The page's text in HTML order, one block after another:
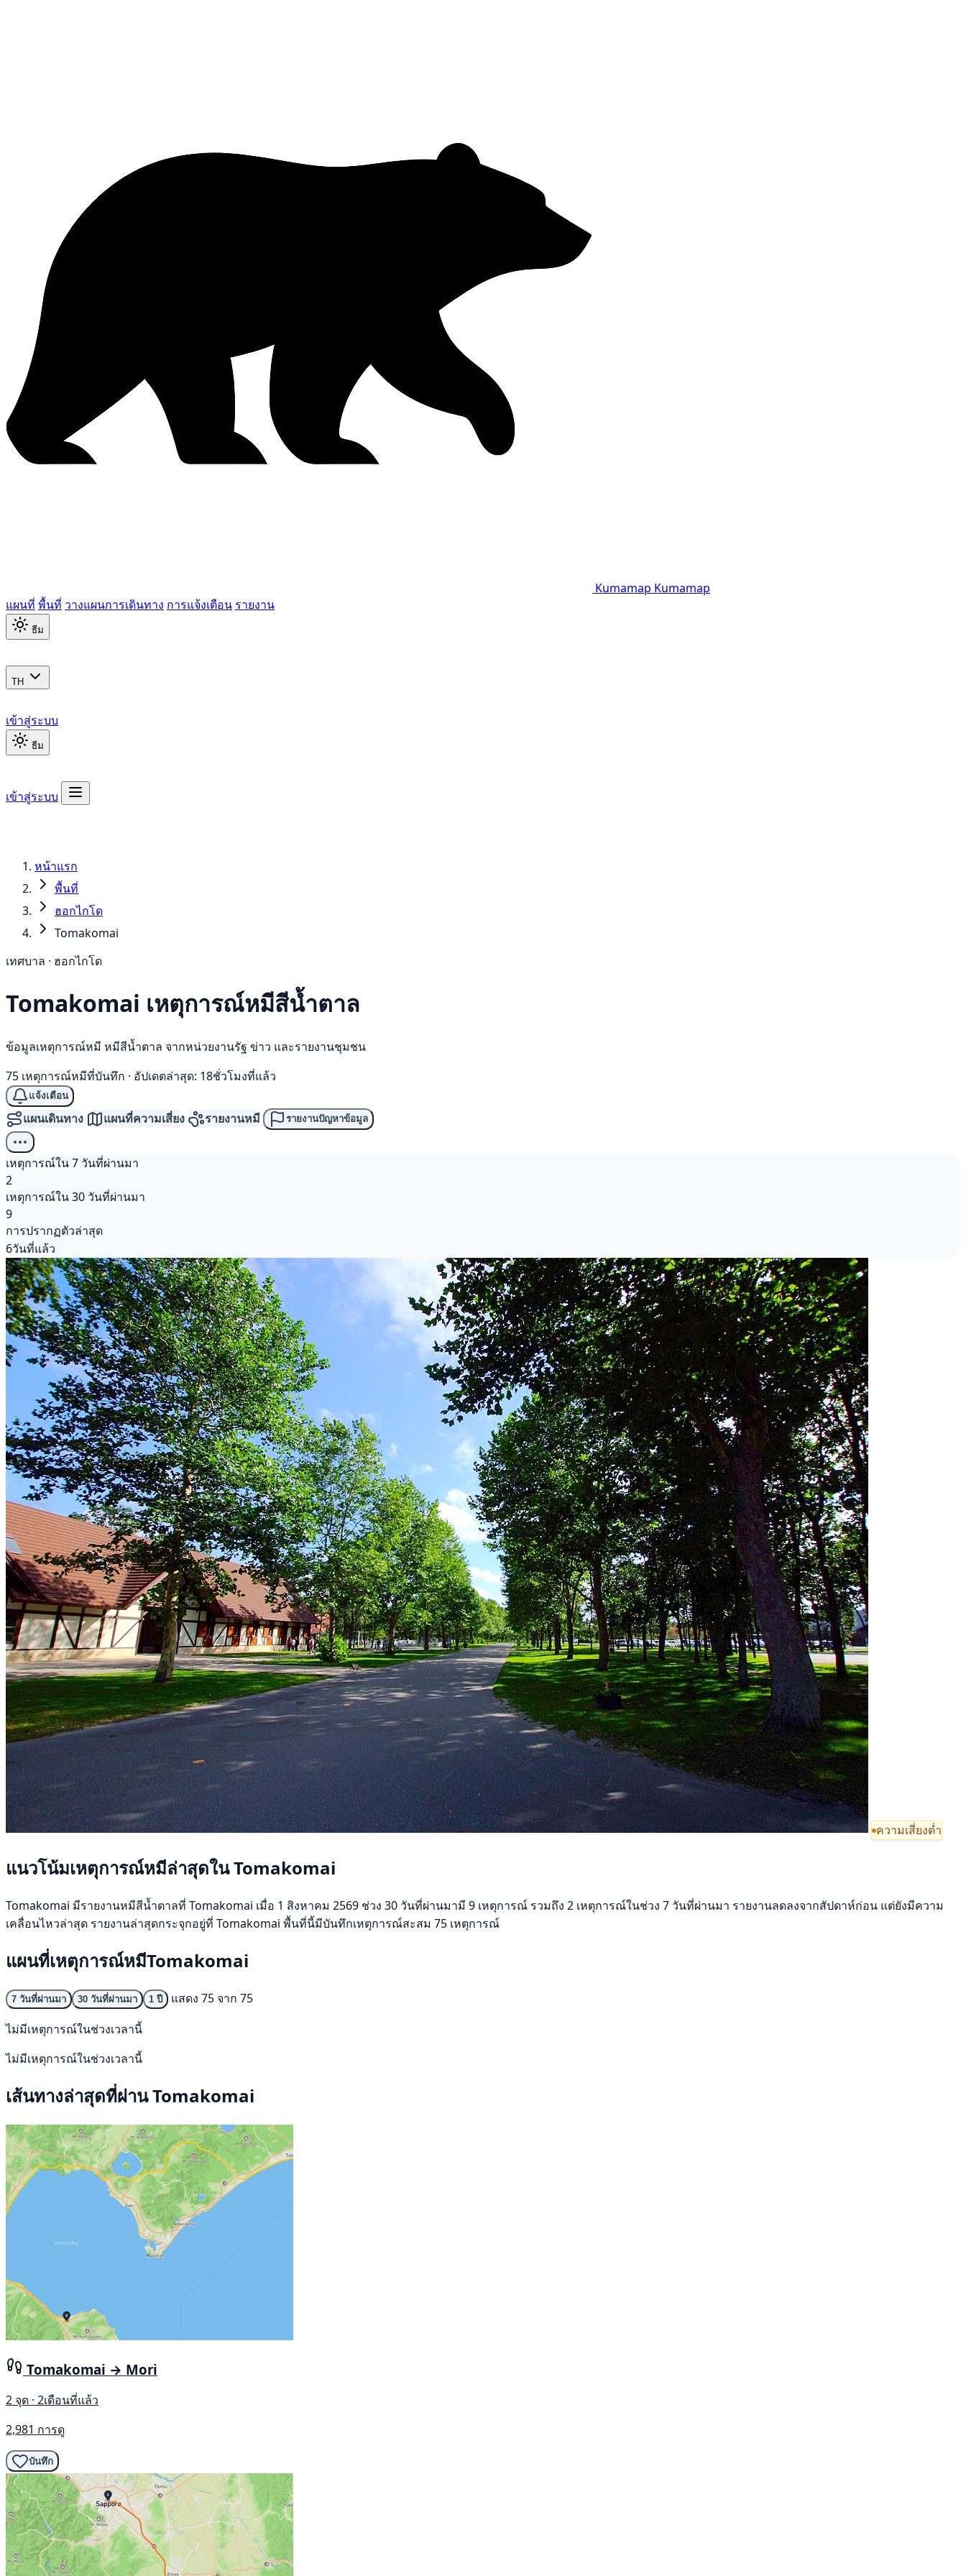
Kumamap Kumamap
แผนที่ พื้นที่ วางแผนการเดินทาง การแจ้งเตือน รายงาน
ธีม
TH
เข้าสู่ระบบ
ธีม
เข้าสู่ระบบ
หน้าแรก
พื้นที่
ฮอกไกโด
Tomakomai
เทศบาล · ฮอกไกโด
Tomakomai เหตุการณ์หมีสีน้ำตาล
ข้อมูลเหตุการณ์หมี หมีสีน้ำตาล จากหน่วยงานรัฐ ข่าว และรายงานชุมชน
75 เหตุการณ์หมีที่บันทึก · อัปเดตล่าสุด: 18ชั่วโมงที่แล้ว
แจ้งเตือน
แผนเดินทาง แผนที่ความเสี่ยง รายงานหมี รายงานปัญหาข้อมูล
เหตุการณ์ใน 7 วันที่ผ่านมา
2
เหตุการณ์ใน 30 วันที่ผ่านมา
9
การปรากฏตัวล่าสุด
6วันที่แล้ว
ความเสี่ยงต่ำ
แนวโน้มเหตุการณ์หมีล่าสุดใน Tomakomai
Tomakomai มีรายงานหมีสีน้ำตาลที่ Tomakomai เมื่อ 1 สิงหาคม 2569 ช่วง 30 วันที่ผ่านมามี 9 เหตุการณ์ รวมถึง 2 เหตุการณ์ในช่วง 7 วันที่ผ่านมา รายงานลดลงจากสัปดาห์ก่อน แต่ยังมีความ
เคลื่อนไหวล่าสุด รายงานล่าสุดกระจุกอยู่ที่ Tomakomai พื้นที่นี้มีบันทึกเหตุการณ์สะสม 75 เหตุการณ์
แผนที่เหตุการณ์หมีTomakomai
7 วันที่ผ่านมา 30 วันที่ผ่านมา 1 ปี
แสดง 75 จาก 75
ไม่มีเหตุการณ์ในช่วงเวลานี้
ไม่มีเหตุการณ์ในช่วงเวลานี้
เส้นทางล่าสุดที่ผ่าน Tomakomai
Tomakomai → Mori
2 จุด · 2เดือนที่แล้ว
2,981 การดู
บันทึก